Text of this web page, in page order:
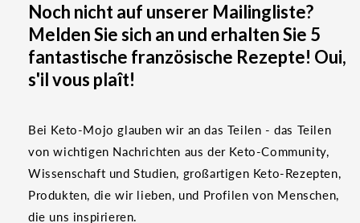
Noch nicht auf unserer Mailingliste?
Melden Sie sich an und erhalten Sie 5
fantastische französische Rezepte! Oui,
s'il vous plaît!
Bei Keto-Mojo glauben wir an das Teilen - das Teilen
von wichtigen Nachrichten aus der Keto-Community,
Wissenschaft und Studien, großartigen Keto-Rezepten,
Produkten, die wir lieben, und Profilen von Menschen,
die uns inspirieren.